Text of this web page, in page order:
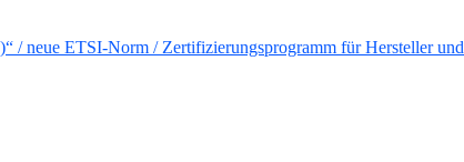
/ neue ETSI-Norm / Zertifizierungsprogramm für Hersteller